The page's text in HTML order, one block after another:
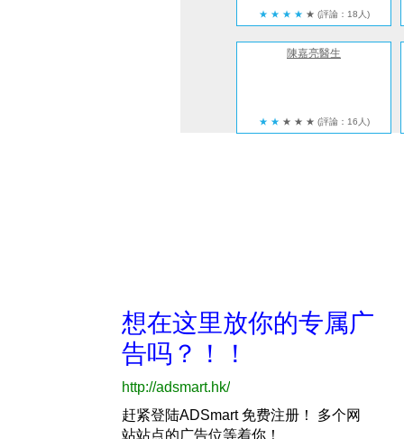
★ ★ ★ ★ ★ (評論：18人)
陳嘉亮醫生
★ ★ ★ ★ ★ (評論：16人)